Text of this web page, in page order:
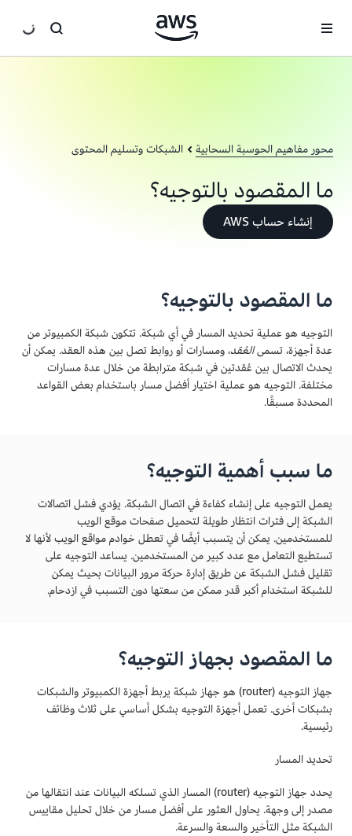
محور مفاهيم الحوسبة السحابية الشبكات وتسليم المحتوى
ما المقصود بالتوجيه؟
إنشاء حساب AWS
ما المقصود بالتوجيه؟
التوجيه هو عملية تحديد المسار في أي شبكة. تتكون شبكة الكمبيوتر من
عدة أجهزة، تسمىالعُقد، ومسارات أو روابط تصل بين هذه العقد. يمكن أن
يحدث الاتصال بين عُقدتين في شبكة مترابطة من خلال عدة مسارات
مختلفة. التوجيه هو عملية اختيار أفضل مسار باستخدام بعض القواعد
المحددة مسبقًا.
ما سبب أهمية التوجيه؟
يعمل التوجيه على إنشاء كفاءة في اتصال الشبكة. يؤدي فشل اتصالات
الشبكة إلى فترات انتظار طويلة لتحميل صفحات موقع الويب
للمستخدمين. يمكن أن يتسبب أيضًا في تعطل خوادم مواقع الويب لأنها لا
تستطيع التعامل مع عدد كبير من المستخدمين. يساعد التوجيه على
تقليل فشل الشبكة عن طريق إدارة حركة مرور البيانات بحيث يمكن
للشبكة استخدام أكبر قدر ممكن من سعتها دون التسبب في ازدحام.
ما المقصود بجهاز التوجيه؟
جهاز التوجيه (router) هو جهاز شبكة يربط أجهزة الكمبيوتر والشبكات
بشبكات أخرى. تعمل أجهزة التوجيه بشكل أساسي على ثلاث وظائف
رئيسية.
تحديد المسار
يحدد جهاز التوجيه (router) المسار الذي تسلكه البيانات عند انتقالها من
مصدر إلى وجهة. يحاول العثور على أفضل مسار من خلال تحليل مقاييس
الشبكة مثل التأخير والسعة والسرعة.